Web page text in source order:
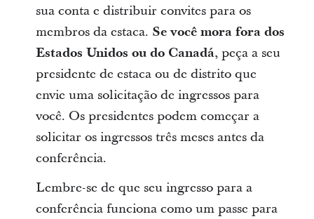
sua conta e distribuir convites para os
membros da estaca. Se você mora fora dos
Estados Unidos ou do Canadá, peça a seu
presidente de estaca ou de distrito que
envie uma solicitação de ingressos para
você. Os presidentes podem começar a
solicitar os ingressos três meses antes da
conferência.
Lembre-se de que seu ingresso para a
conferência funciona como um passe para